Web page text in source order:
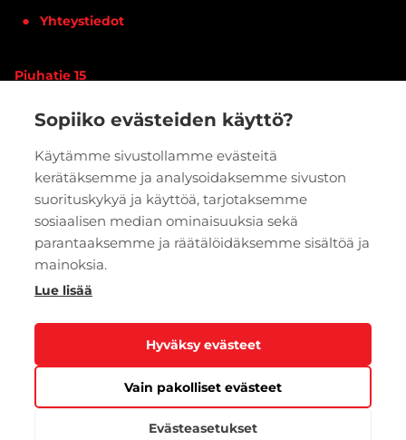
Sopiiko evästeiden käyttö?
Käytämme sivustollamme evästeitä
kerätäksemme ja analysoidaksemme sivuston
suorituskykyä ja käyttöä, tarjotaksemme
sosiaalisen median ominaisuuksia sekä
parantaaksemme ja räätälöidäksemme sisältöä ja
mainoksia.
Lue lisää
Hyväksy evästeet
Vain pakolliset evästeet
Evästeasetukset
Yhteystiedot
Piuhatie 15
PYYDÄ TARJOUS VERKKOKAUPPA